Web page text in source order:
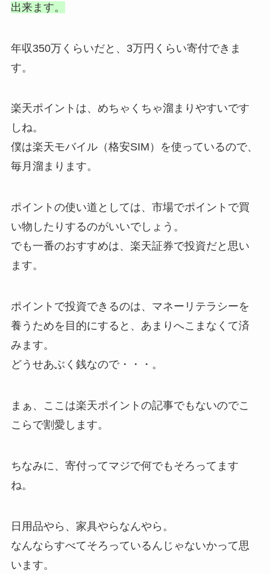
出来ます。
年収350万くらいだと、3万円くらい寄付できま
す。
楽天ポイントは、めちゃくちゃ溜まりやすいです
しね。
僕は楽天モバイル（格安SIM）を使っているので、
毎月溜まります。
ポイントの使い道としては、市場でポイントで買
い物したりするのがいいでしょう。
でも一番のおすすめは、楽天証券で投資だと思い
ます。
ポイントで投資できるのは、マネーリテラシーを
養うためを目的にすると、あまりへこまなくて済
みます。
どうせあぶく銭なので・・・。
まぁ、ここは楽天ポイントの記事でもないのでこ
こらで割愛します。
ちなみに、寄付ってマジで何でもそろってます
ね。
日用品やら、家具やらなんやら。
なんならすべてそろっているんじゃないかって思
います。